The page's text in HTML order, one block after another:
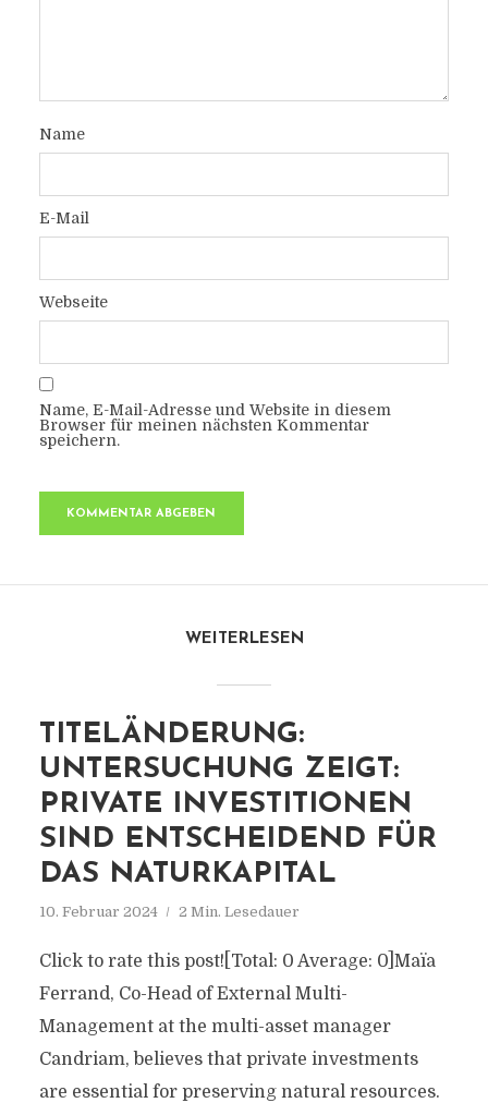
Name
E-Mail
Webseite
Name, E-Mail-Adresse und Website in diesem
Browser für meinen nächsten Kommentar
speichern.
WEITERLESEN
TITELÄNDERUNG:
UNTERSUCHUNG ZEIGT:
PRIVATE INVESTITIONEN
SIND ENTSCHEIDEND FÜR
DAS NATURKAPITAL
10. Februar 2024 2 Min. Lesedauer
Click to rate this post![Total: 0 Average: 0]Maïa
Ferrand, Co-Head of External Multi-
Management at the multi-asset manager
Candriam, believes that private investments
are essential for preserving natural resources.